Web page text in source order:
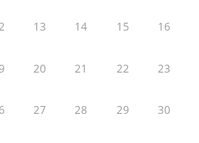
13 14 15 16
20 21 22 23
27 28 29 30